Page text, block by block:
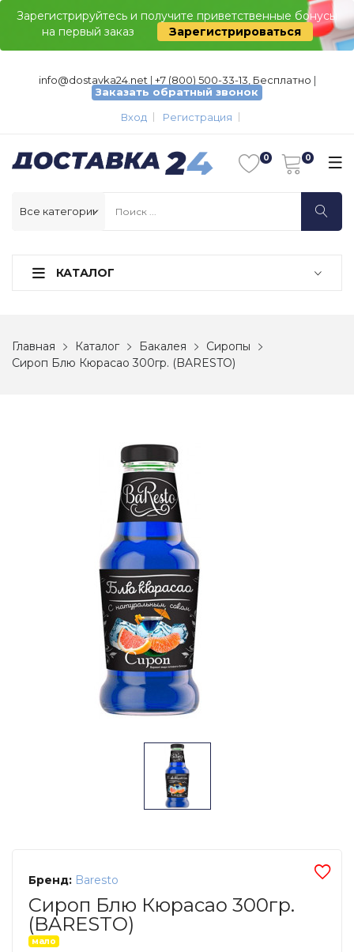
Зарегистрируйтесь и получите приветственные бонусы
на первый заказ
Зарегистрироваться
info@dostavka24.net | +7 (800) 500-33-13, Бесплатно |
Заказать обратный звонок
Вход
Регистрация
КАТАЛОГ
Главная Каталог Бакалея
Сиропы
Сироп Блю Кюрасао 300гр. (BARESTO)
Бренд: Baresto
Сироп Блю Кюрасао 300гр.
(BARESTO)
мало